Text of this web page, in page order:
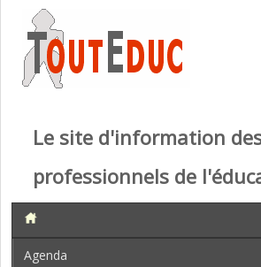
Le site d'information
professionnels de
Agenda